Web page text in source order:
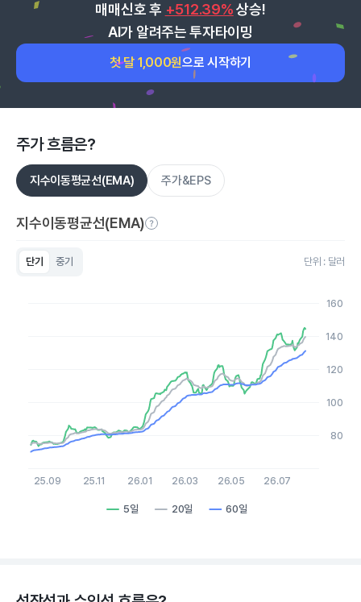
매매신호 후 +512.39% 상승!
AI가 알려주는 투자타이밍
첫 달 1,000원으로 시작하기
주가 흐름은?
지수이동평균선(EMA) 주가&EPS
지수이동평균선(EMA)
단기 중기 단위 : 달러
The chart has 1 X axis displaying Time. Data ranges from
The chart has 1 Y axis displaying values. Data ranges from
5일 20일 60일
25.09 25.11 26.01 26.03 26.05 26.07
80
100
120
140
160